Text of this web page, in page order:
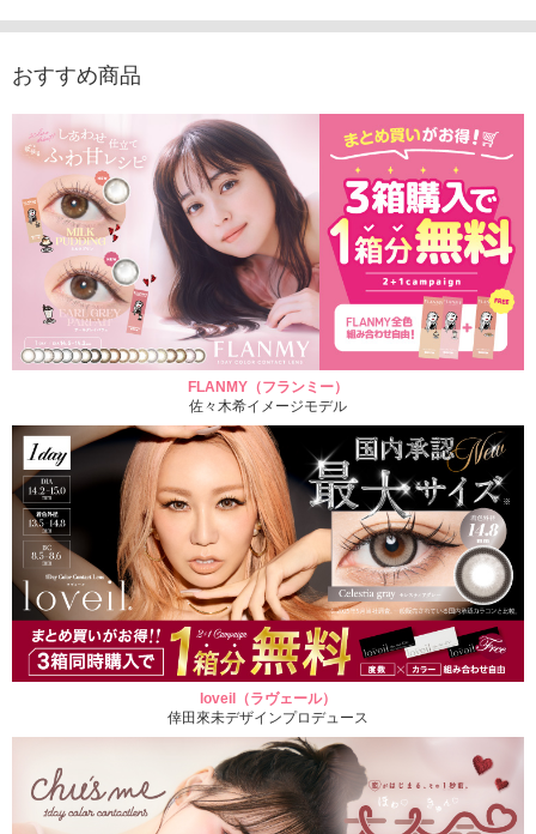
1,760円(税込)
おすすめ商品
FLANMY（フランミー）
佐々木希イメージモデル
loveil（ラヴェール）
倖田來未デザインプロデュース